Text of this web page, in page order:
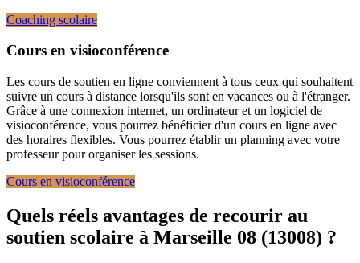
Coaching scolaire
Cours en visioconférence
Les cours de soutien en ligne conviennent à tous ceux qui souhaitent
suivre un cours à distance lorsqu'ils sont en vacances ou à l'étranger.
Grâce à une connexion internet, un ordinateur et un logiciel de
visioconférence, vous pourrez bénéficier d'un cours en ligne avec
des horaires flexibles. Vous pourrez établir un planning avec votre
professeur pour organiser les sessions.
Cours en visioconférence
Quels réels avantages de recourir au
soutien scolaire à Marseille 08 (13008) ?